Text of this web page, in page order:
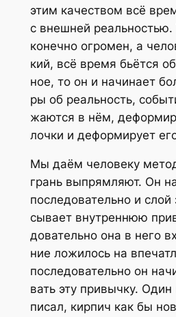
этим каче­ством всё
с внеш­ней
ко­неч­но огро­мен, а
кий, всё вре­мя бьёт­ся
ное, то он и начи­на­ет
ры об реаль­ность,
жа­ют­ся в нём,
лоч­ки и дефор­ми­ру­ет
Мы даём чело­ве­ку
грань выпрям­ля­ют. Он
после­до­ва­тель­но и
сы­ва­ет внут­рен­нюю
до­ва­тель­но она в него
ние ложи­лось на
после­до­ва­тель­но он
вать эту при­выч­ку.
пи­сал, кир­пич как бы